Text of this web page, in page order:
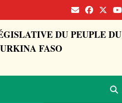
DU PEUPLE DU
FASO